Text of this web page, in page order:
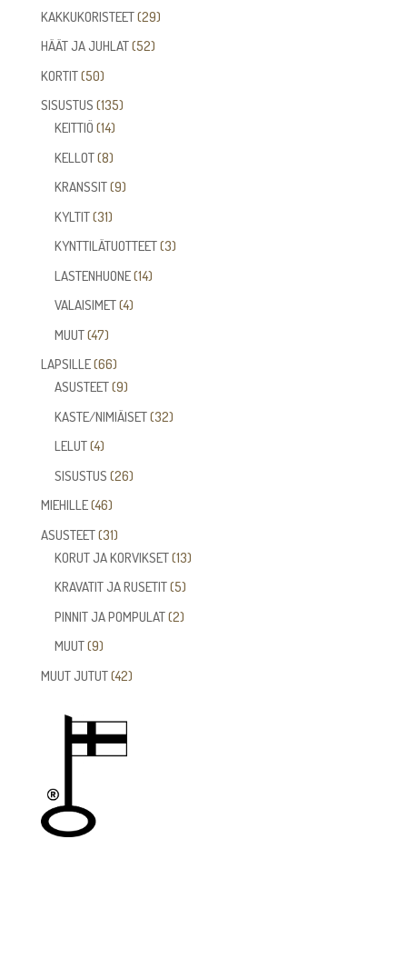
tuotetta
KAKKUKORISTEET 2929
HÄÄT JA JUHLAT 5252
KORTIT 5050
tuotetta
SISUSTUS 135135
KEITTIÖ 1414
tuotetta
KELLOT 88
tuotetta
KRANSSIT 99
KYLTIT 3131
tuotetta
KYNTTILÄTUOTTEET 33
LASTENHUONE 1414
VALAISIMET 44
MUUT 4747
tuotetta
LAPSILLE 6666
tuotetta
ASUSTEET 99
tuotetta
KASTE/NIMIÄISET 3232
LELUT 44
tuotetta
SISUSTUS 2626
MIEHILLE 4646
tuotetta
ASUSTEET 3131
tuotetta
KORUT JA KORVIKSET 1313
KRAVATIT JA RUSETIT 55
tuotetta
PINNIT JA POMPULAT 22
MUUT 99
tuotetta
MUUT JUTUT 4242